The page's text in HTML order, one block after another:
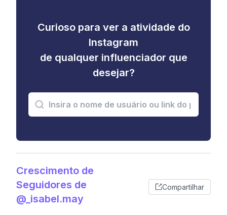
Curioso para ver a atividade do
Instagram
de qualquer influenciador que
desejar?
Crescimento de
Seguidores de
@_isabel.may
Compartilhar